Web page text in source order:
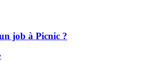
job à Picnic ?